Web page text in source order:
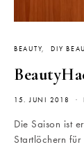
BEAUTY DIY
15. JUNI 2018
Die Saison ist
Startlöchern für